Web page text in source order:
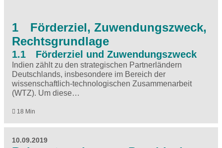
1 Förderziel, Zuwendungszweck,
Rechtsgrundlage
1.1 Förderziel und Zuwendungszweck
Indien zählt zu den strategischen Partnerländern
Deutschlands, insbesondere im Bereich der
wissenschaftlich-technologischen Zusammenarbeit
(WTZ). Um diese…
18 Min
10.09.2019